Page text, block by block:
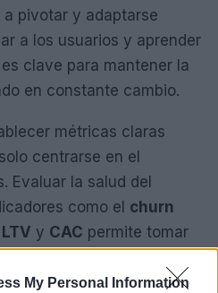
My Personal Information
pivotar y adaptarse
a los usuarios y aprender
clave para mantener la
en constante cambio.
métricas claras
centrarse en el
Evaluar la salud del
como el churn
LTV y CAC permite tomar